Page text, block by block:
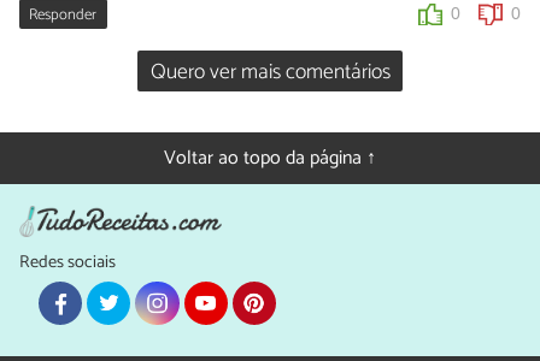
Muito obrigada pelo seu comentário!
Responder 0 0
Quero ver mais comentários
Voltar ao topo da página ↑
Redes sociais